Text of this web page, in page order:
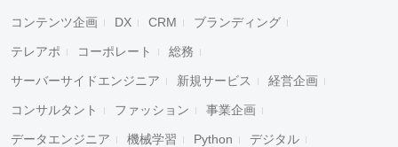
コンテンツ企画 DX CRM ブランディング
テレアポ コーポレート 総務
サーバーサイドエンジニア 新規サービス 経営企画
コンサルタント ファッション 事業企画
データエンジニア 機械学習 Python デジタル